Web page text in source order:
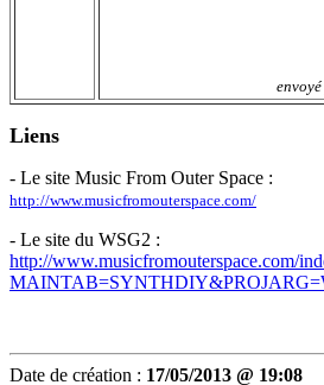
Liens
- Le site Music From Outer Space :
http://www.musicfromouterspace.com/
- Le site du WSG2 :
http://www.musicfromouterspace.com/
Date de création : 17/05/2013 @ 19:08